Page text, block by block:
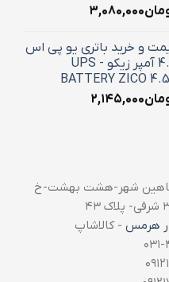
۳,۰۸۰,۰۰۰
و خرید باتری یو پی اس
4.5 آمپر زیکو - UPS
BATTERY ZICO
۲,۱۴۵,۰۰۰
شهر-هشت بهشت-خ
هرمس - کالاشاپ